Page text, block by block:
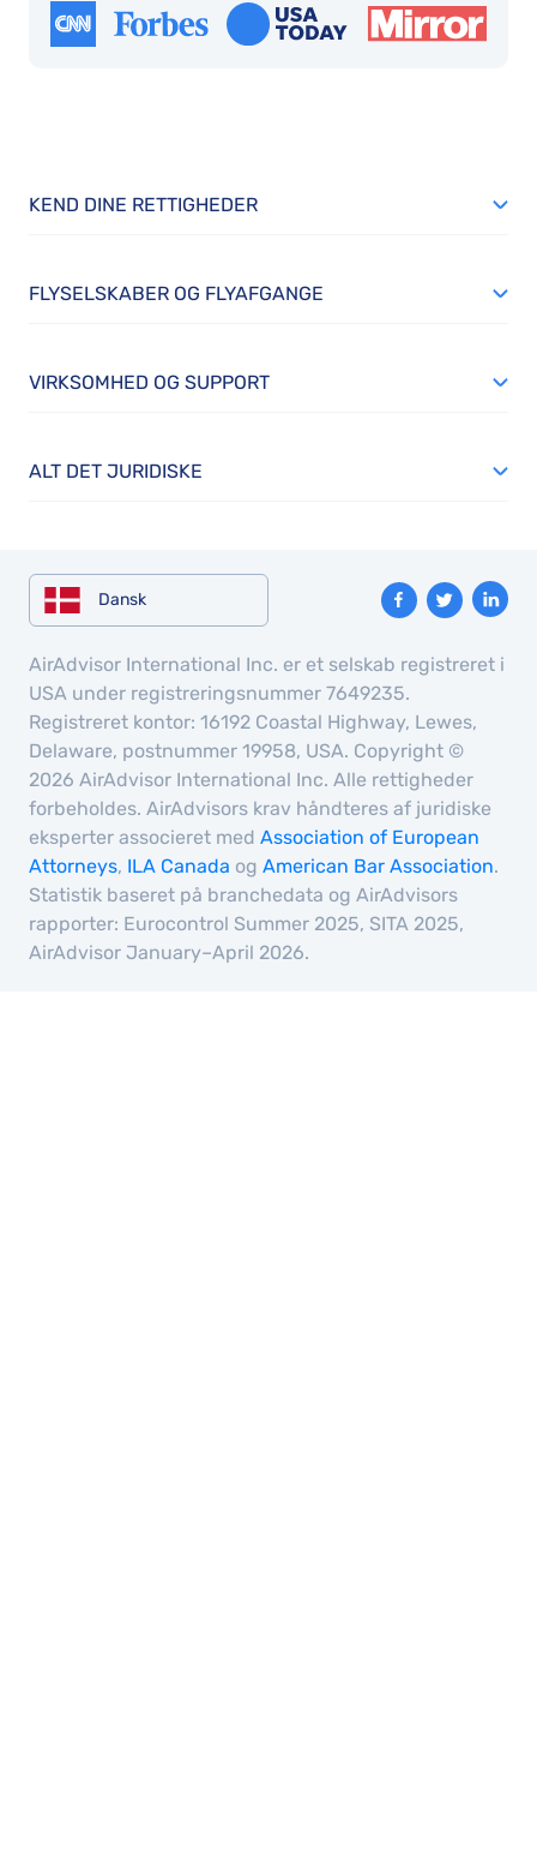
KEND DINE RETTIGHEDER
FLYSELSKABER OG FLYAFGANGE
VIRKSOMHED OG SUPPORT
ALT DET JURIDISKE
Dansk
AirAdvisor International Inc. er et selskab registreret i
USA under registreringsnummer 7649235.
Registreret kontor: 16192 Coastal Highway, Lewes,
Delaware, postnummer 19958, USA. Copyright ©
2026 AirAdvisor International Inc. Alle rettigheder
forbeholdes. AirAdvisors krav håndteres af juridiske
eksperter associeret med Association of European
Attorneys, ILA Canada og American Bar Association.
Statistik baseret på branchedata og AirAdvisors
rapporter: Eurocontrol Summer 2025, SITA 2025,
AirAdvisor January–April 2026.